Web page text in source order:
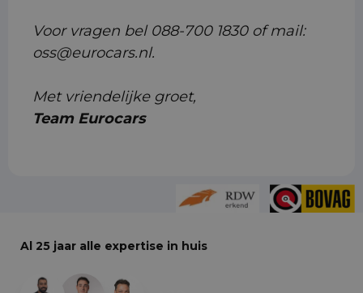
Voor vragen bel 088-700 1830 of mail:
oss@eurocars.nl.
Met vriendelijke groet,
Team Eurocars
Al 25 jaar alle expertise in huis